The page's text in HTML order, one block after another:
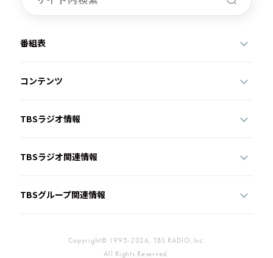
番組表
コンテンツ
TBSラジオ情報
TBSラジオ関連情報
TBSグループ関連情報
Copyright© 1995-2026, TBS RADIO,Inc.
All Rights Reserved.